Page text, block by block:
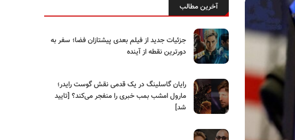
آخرین مطالب
جزئیات جدید از فیلم بعدی پیشتازان فضا؛ سفر به
دورترین نقطه از آینده
رایان گاسلینگ در یک قدمی نقش گوست رایدر؛
مارول امشب بمب خبری را منفجر می‌کند؟ [تایید
شد]